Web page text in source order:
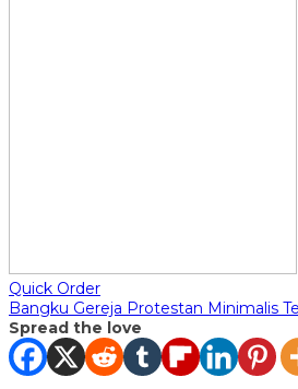
Quick Order
Bangku Gereja Protestan Minimalis
Spread the love